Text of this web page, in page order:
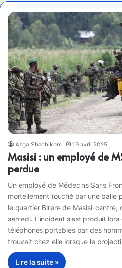
Azga Shachikere 19 avril 2025
Masisi : un employé de
perdue
Un employé de Médecins Sans
mortellement touché par une balle
le quartier Birere de Masisi-centre,
samedi. L’incident s’est produit
téléphones portables par des
trouvait chez elle lorsque le
Lire la suite »